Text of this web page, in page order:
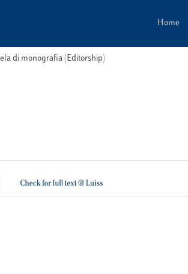
Home
di monografia (Editorship)